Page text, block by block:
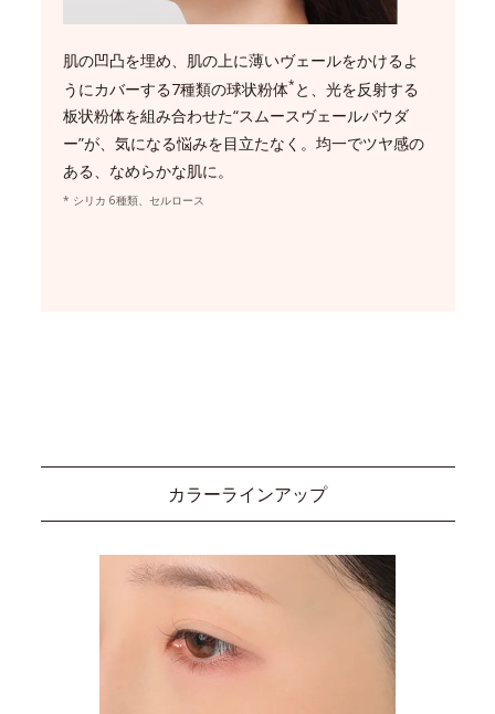
肌の凹凸を埋め、肌の上に薄いヴェールをかけるよ
うにカバーする7種類の球状粉体* と、光を反射する
板状粉体を組み合わせた“スムースヴェールパウダ
ー”が、気になる悩みを目立たなく。均一でツヤ感の
ある、なめらかな肌に。
* シリカ 6種類、セルロース
カラーラインアップ